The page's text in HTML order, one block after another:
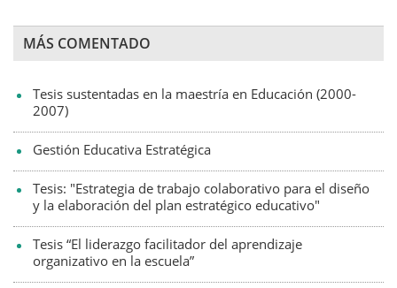
MÁS COMENTADO
Tesis sustentadas en la maestría en Educación (2000-
2007)
Gestión Educativa Estratégica
Tesis: "Estrategia de trabajo colaborativo para el diseño
y la elaboración del plan estratégico educativo"
Tesis “El liderazgo facilitador del aprendizaje
organizativo en la escuela”